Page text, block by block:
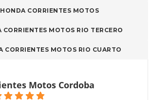
HONDA CORRIENTES MOTOS
CORRIENTES MOTOS RIO TERCERO
CORRIENTES MOTOS RIO CUARTO
Motos Cordoba